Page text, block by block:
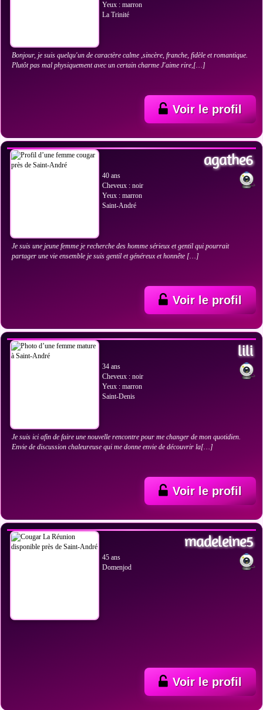
Yeux : marron
La Trinité
Bonjour, je suis quelqu'un de caractère calme ,sincère, franche, fidèle et romantique.
Plutôt pas mal physiquement avec un certain charme J'aime rire,[…]
Voir le profil
agathe6
40 ans
Cheveux : noir
Yeux : marron
Saint-André
Je suis une jeune femme je recherche des homme sérieux et gentil qui pourrait
partager une vie ensemble je suis gentil et généreux et honnête […]
Voir le profil
lili
34 ans
Cheveux : noir
Yeux : marron
Saint-Denis
Je suis ici afin de faire une nouvelle rencontre pour me changer de mon quotidien.
Envie de discussion chaleureuse qui me donne envie de découvrir la[…]
Voir le profil
madeleine5
45 ans
Domenjod
Voir le profil